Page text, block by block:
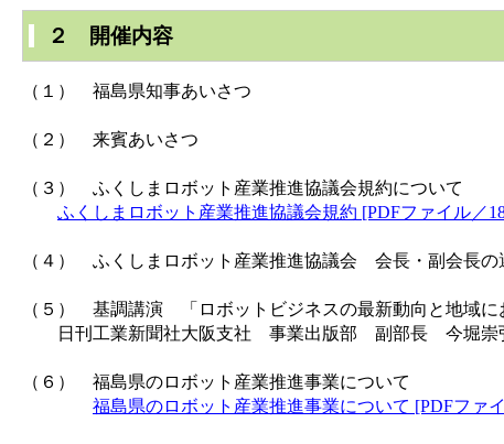
２ 開催内容
（１） 福島県知事あいさつ
（２） 来賓あいさつ
（３） ふくしまロボット産業推進協議会規約について
ふくしまロボット産業推進協議会規約 [PDFファイル／
（４） ふくしまロボット産業推進協議会 会長・副会長の
（５） 基調講演 「ロボットビジネスの最新動向と地域に
日刊工業新聞社大阪支社 事業出版部 副部長 今堀
（６） 福島県のロボット産業推進事業について
福島県のロボット産業推進事業について [PDFファ